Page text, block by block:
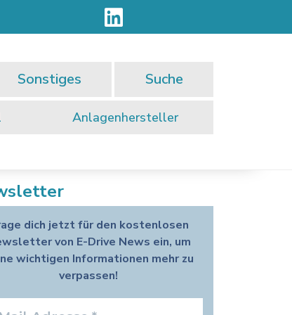
Sonstiges Suche
Anlagenhersteller
dich jetzt für den kostenlosen
von E-Drive News ein, um
wichtigen Informationen mehr zu
verpassen!